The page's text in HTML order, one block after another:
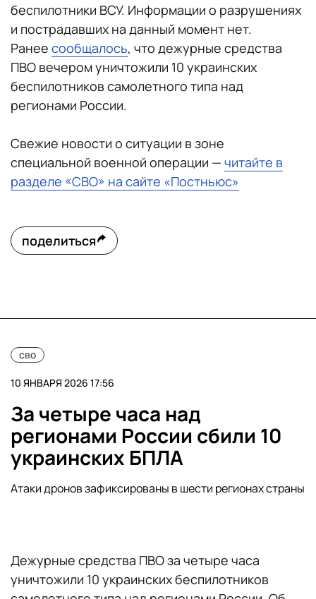
беспилотники ВСУ. Информации о разрушениях
и пострадавших на данный момент нет.
Ранее сообщалось, что дежурные средства
ПВО вечером уничтожили 10 украинских
беспилотников самолетного типа над
регионами России.
Свежие новости о ситуации в зоне
специальной военной операции — читайте в
разделе «СВО» на сайте «Постньюс»
поделиться
сво
10 ЯНВАРЯ 2026 17:56
За четыре часа над
регионами России сбили 10
украинских БПЛА
Атаки дронов зафиксированы в шести регионах страны
Дежурные средства ПВО за четыре часа
уничтожили 10 украинских беспилотников